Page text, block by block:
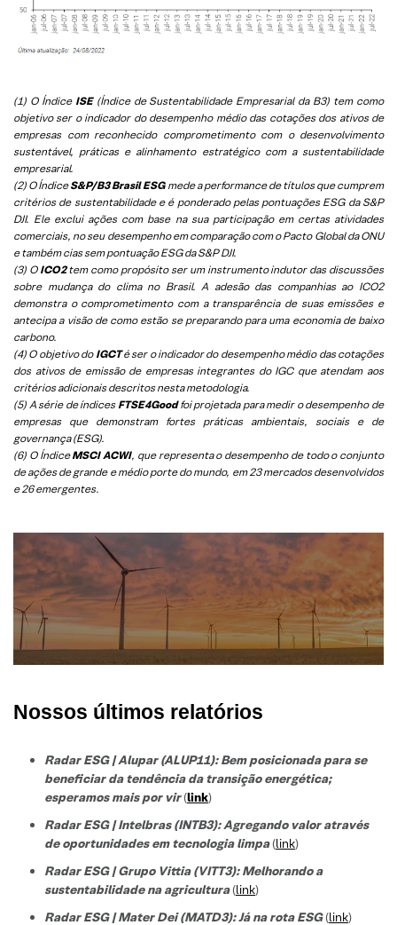
(1) O Índice ISE(Índice de Sustentabilidade Empresarial da B3) tem como
objetivo ser o indicador do desempenho médio das cotações dos ativos de
empresas com reconhecido comprometimento com o desenvolvimento
sustentável, práticas e alinhamento estratégico com a sustentabilidade
empresarial.
(2) O ÍndiceS&P/B3 Brasil ESGmede a performance de títulos que cumprem
critérios de sustentabilidade e é ponderado pelas pontuações ESG da S&P
DJI. Ele exclui ações com base na sua participação em certas atividades
comerciais, no seu desempenho em comparação com o Pacto Global da ONU
e também cias sem pontuação ESG da S&P DJI.
(3) O ICO2tem como propósito ser um instrumento indutor das discussões
sobre mudança do clima no Brasil. A adesão das companhias ao ICO2
demonstra o comprometimento com a transparência de suas emissões e
antecipa a visão de como estão se preparando para uma economia de baixo
carbono.
(4) O objetivo do IGCTé ser o indicador do desempenho médio das cotações
dos ativos de emissão de empresas integrantes do IGC que atendam aos
critérios adicionais descritos nesta metodologia.
(5) A série de índices FTSE4Goodfoi projetada para medir o desempenho de
empresas que demonstram fortes práticas ambientais, sociais e de
governança (ESG).
(6) O ÍndiceMSCI ACWI, que representa o desempenho de todo o conjunto
de ações de grande e médio porte do mundo, em 23 mercados desenvolvidos
e 26 emergentes.
Nossos últimos relatórios
Radar ESG | Alupar (ALUP11): Bem posicionada para se
beneficiar da tendência da transição energética;
esperamos mais por vir(link)
Radar ESG | Intelbras (INTB3):Agregando valor através
de oportunidades em tecnologia limpa(link)
Radar ESG |Grupo Vittia (VITT3):Melhorando a
sustentabilidade na agricultura(link)
Radar ESG | Mater Dei (MATD3): Já na rota ESG(link)